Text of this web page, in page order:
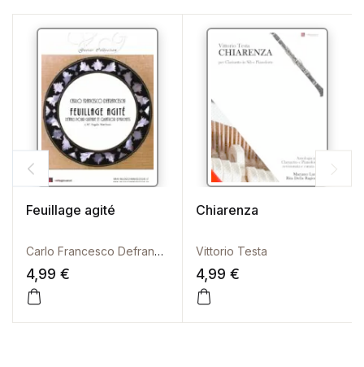
Feuillage agité
Carlo Francesco Defranceschi
4,99 €
Chiarenza
Vittorio Testa
4,99 €